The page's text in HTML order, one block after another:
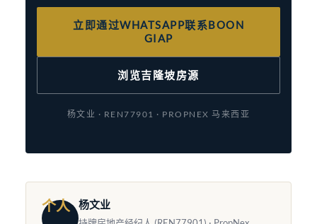
立即通过WHATSAPP联系BOON
GIAP
浏览吉隆坡房源
杨文业 · REN77901 · PROPNEX 马来西亚
个人
杨文业